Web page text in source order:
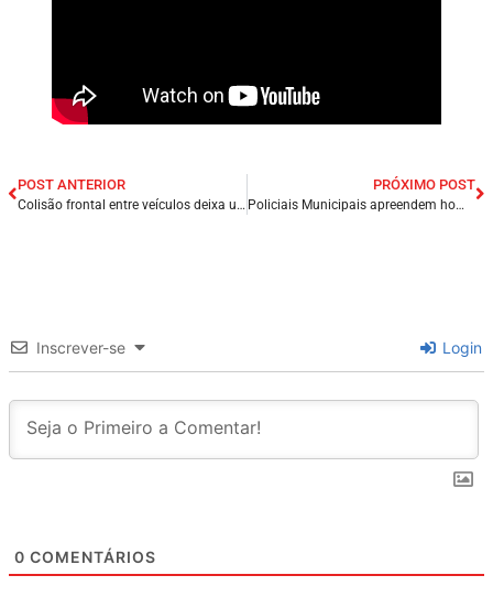
POST ANTERIOR
Colisão frontal entre veículos deixa uma pessoa morta e seis feridas próximo a cidade de Miranda do Norte/MA.
PRÓXIMO POST
Policiais Municipais apreendem homem com arma de fogo em Presidente Dutra/MA.
Inscrever-se Login
0 COMENTÁRIOS